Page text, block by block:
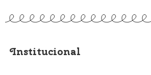
Institucional